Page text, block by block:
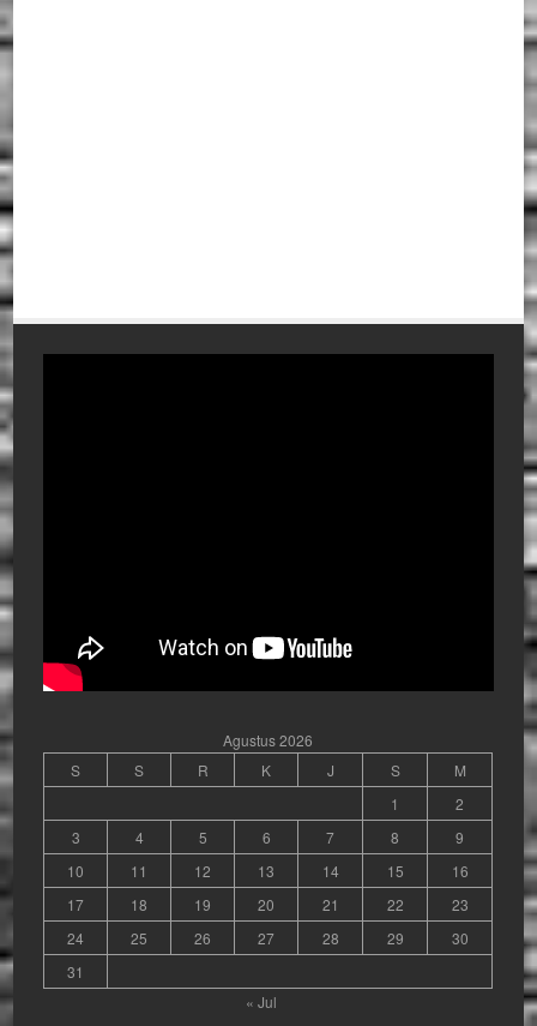
Agustus 2026
S
S R K J S
M
1
2
3
4 5 6 7 8
9
10
11 12 13 14 15
16
17
18 19 20 21 22
23
24
25 26 27 28 29
30
31
« Jul